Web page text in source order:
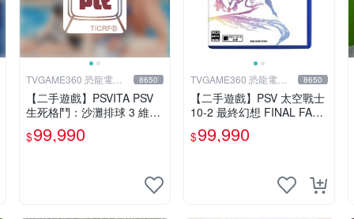
TVGAME360 恐龍電玩- 8650
【二手遊戲】PSVITA PSV
生死格鬥：沙灘排球 3 維納
斯 中文版【台中恐龍電玩】
$99,990
TVGAME360 恐龍電玩- 8650
【二手遊戲】PSV 太空戰士
10-2 最終幻想 FINAL FANT
ASY 10 X-2 FF 中文版 【台
中恐龍電玩】
$99,990